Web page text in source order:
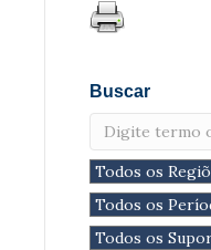
Buscar